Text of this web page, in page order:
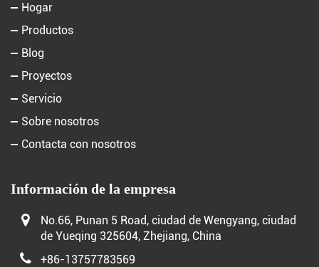
Hogar
Productos
Blog
Proyectos
Servicio
Sobre nosotros
Contacta con nosotros
Información de la empresa
No.66, Punan 5 Road, ciudad de Wengyang, ciudad
de Yueqing 325604, Zhejiang, China
+86-13757783569